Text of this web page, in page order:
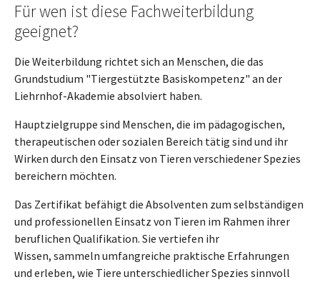
Für wen ist diese Fachweiterbildung
geeignet?
Die Weiterbildung richtet sich an Menschen, die das
Grundstudium "Tiergestützte Basiskompetenz" an der
Liehrnhof-Akademie absolviert haben.
Hauptzielgruppe sind Menschen, die im pädagogischen,
therapeutischen oder sozialen Bereich tätig sind und ihr
Wirken durch den Einsatz von Tieren verschiedener Spezies
bereichern möchten.
Das Zertifikat befähigt die Absolventen zum selbständigen
und professionellen Einsatz von Tieren im Rahmen ihrer
beruflichen Qualifikation. Sie vertiefen ihr
Wissen, sammeln umfangreiche praktische Erfahrungen
und erleben, wie Tiere unterschiedlicher Spezies sinnvoll